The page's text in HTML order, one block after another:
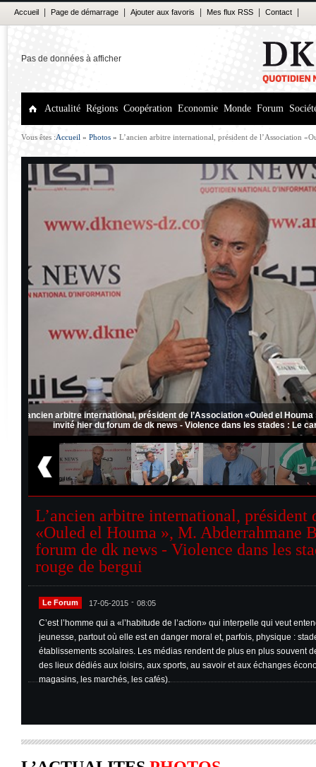
Accueil Page de démarrage Ajouter aux favoris Mes flux RSS Contact
Pas de données à afficher
Actualité Régions Coopération Economie Monde Forum
Vous êtes :Accueil » Photos » L’ancien arbitre international, président de l’Association
L’ancien arbitre international, président de l’Association «Ouled el
invité hier du forum de dk news - Violence dans les stades
L’ancien arbitre international, président
«Ouled el Houma », M. Abderrahmane
forum de dk news - Violence dans les
rouge de bergui
Le Forum 17-05-2015 - 08:05
C’est l’homme qui a «l’habitude de l’action» qui interpelle qui veut
jeunesse, partout où elle est en danger moral et, parfois, physique :
établissements scolaires. Les médias rendent de plus en plus souvent
des lieux dédiés aux loisirs, aux sports, au savoir et aux échanges
magasins, les marchés, les cafés).